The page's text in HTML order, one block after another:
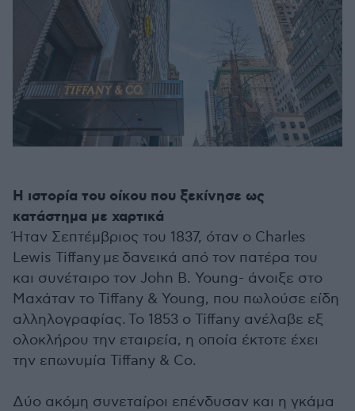
Η ιστορία του οίκου που ξεκίνησε ως
κατάστημα με χαρτικά
Ήταν Σεπτέμβριος του 1837, όταν ο Charles
Lewis Tiffany με δανεικά από τον πατέρα του
και συνέταιρο τον John B. Young- άνοιξε στο
Μαχάταν το Tiffany & Young, που πωλούσε είδη
αλληλογραφίας. Το 1853 ο Tiffany ανέλαβε εξ
ολοκλήρου την εταιρεία, η οποία έκτοτε έχει
την επωνυμία Tiffany & Co.
Δύο ακόμη συνεταίροι επένδυσαν και η γκάμα